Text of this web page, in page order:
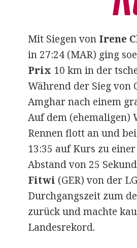
Mit Siegen von Irene
in 27:24 (MAR) ging
Prix 10 km in der
Während der Sieg von
Amghar nach einem
Auf dem (ehemaligen)
Rennen flott an und
13:35 auf Kurs zu
Abstand von 25
Fitwi (GER) von der
Durchgangszeit zum
zurück und machte
Landesrekord.